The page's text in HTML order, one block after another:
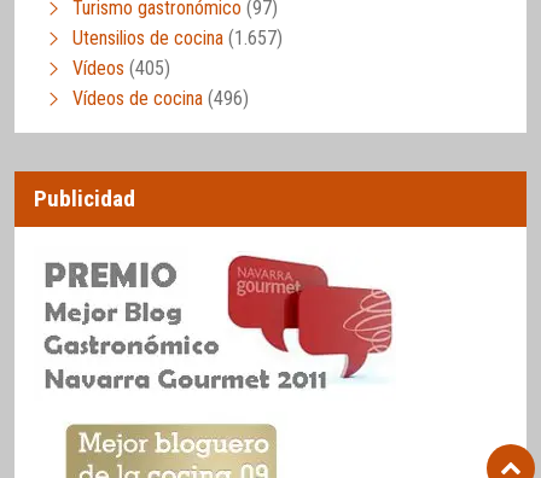
Turismo gastronómico (97)
Utensilios de cocina (1.657)
Vídeos (405)
Vídeos de cocina (496)
Publicidad